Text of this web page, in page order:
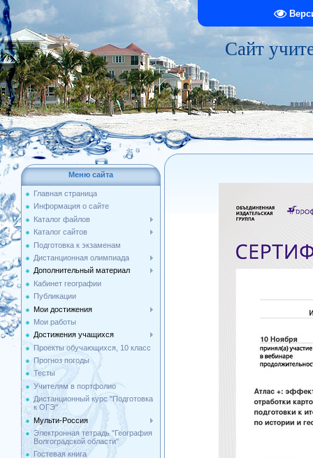
Сайт
Меню сайта
Главная страница
Информация о сайте
Каталог файлов
Каталог сайтов
Подготовка к экзаменам
Дистанционная олимпиада
Дополнительный материал
Кабинет географии
Публикации
Мои достижения
Мои работы
Достижения учащихся
Проекты обучающихся, 10 класс
Прогноз погоды
Тесты
Учителям в портфолио
Дистанционный курс "Подготовка
к ОГЭ"
Мульти-Россия
Электронная тетрадь "География
Волгоградской области"
Гостевая книга